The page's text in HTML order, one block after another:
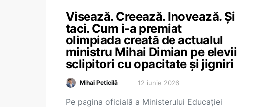
Visează. Creează. Inovează. Și
taci. Cum i-a premiat
olimpiada creată de actualul
ministru Mihai Dimian pe elevii
sclipitori cu opacitate și jigniri
Mihai Peticilă 12 iunie 2026
Pe pagina oficială a Ministerului Educației